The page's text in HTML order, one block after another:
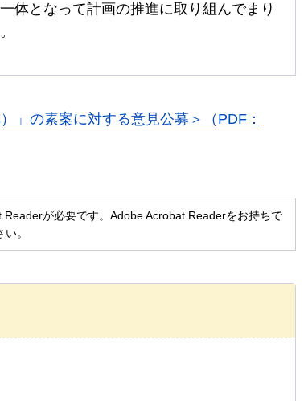
体となって計画の推進に取り組んでまり
」の素案に対する意見公募＞（PDF：
が必要です。Adobe Acrobat Readerをお持ちで
。